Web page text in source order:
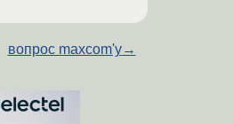
вопрос maxcom'у→